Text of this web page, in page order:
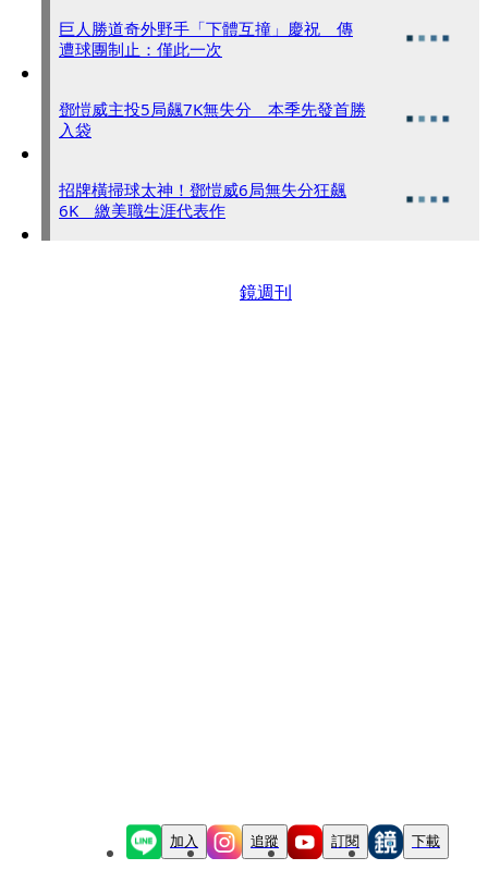
巨人勝道奇外野手「下體互撞」慶祝 傳
遭球團制止：僅此一次
鄧愷威主投5局飆7K無失分 本季先發首勝
入袋
招牌橫掃球太神！鄧愷威6局無失分狂飆
6K 繳美職生涯代表作
鏡週刊
加入 追蹤 訂閱 下載